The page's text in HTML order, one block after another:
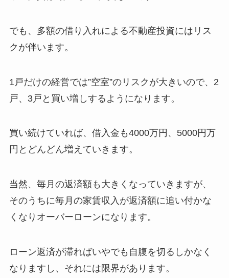
でも、多額の借り入れによる不動産投資にはリス
クが伴います。
1戸だけの経営では”空室”のリスクが大きいので、2
戸、3戸と買い増しするようになります。
買い続けていれば、借入金も4000万円、5000円万
円とどんどん増えていきます。
当然、毎月の返済額も大きくなっていきますが、
そのうちに毎月の家賃収入が返済額に追い付かな
くなりオーバーローンになります。
ローン返済が滞ればいやでも自腹を切るしかなく
なりますし、それには限界があります。